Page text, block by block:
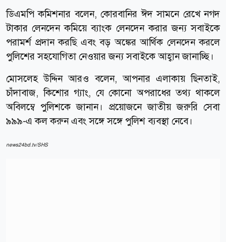
ডিএমপি কমিশনার বলেন, কোরবানির ঈদ সামনে রেখে নগদ
টাকার লেনদেন কমিয়ে ব্যাংক লেনদেন করার জন্য সবাইকে
পরামর্শ প্রদান করছি এবং বড় অঙ্কের আর্থিক লেনদেন করলে
পুলিশের সহযোগিতা নেওয়ার জন্য সবাইকে আহ্বান জানাচ্ছি।
মোসলেহ উদ্দিন আরও বলেন, আপনার এলাকায় ছিনতাই,
চাঁদাবাজ, কিশোর গ্যাং, যে কোনো অপরাধের তথ্য থাকলে
অবিলম্বে পুলিশকে জানান। প্রয়োজনে জাতীয় জরুরি সেবা
৯৯৯-এ কল করুন এবং সঙ্গে সঙ্গে পুলিশ ব্যবস্থা নেবে।
news24bd.tv/SHS